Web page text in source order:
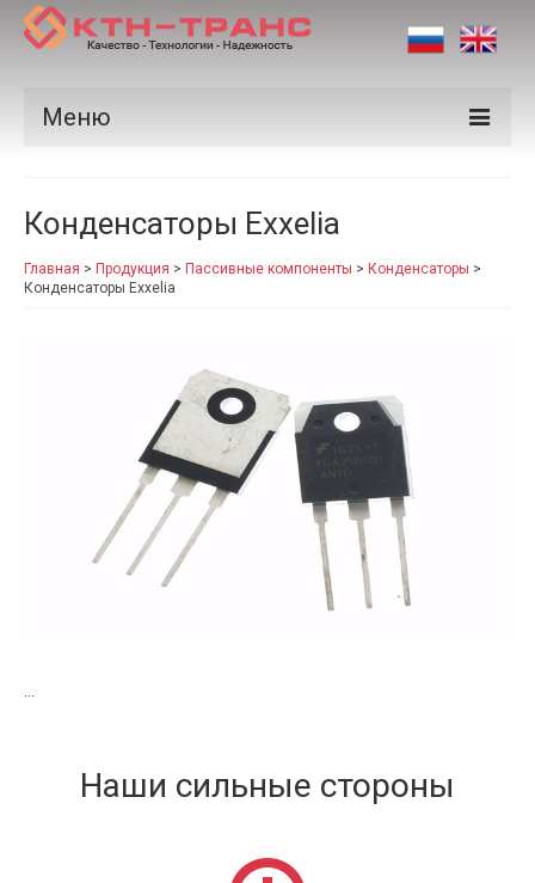
Меню
Производители
Рынки
Конденсаторы Exxelia
Главная > Продукция > Пассивные компоненты > Конденсаторы >
Конденсаторы Exxelia
...
Наши сильные стороны